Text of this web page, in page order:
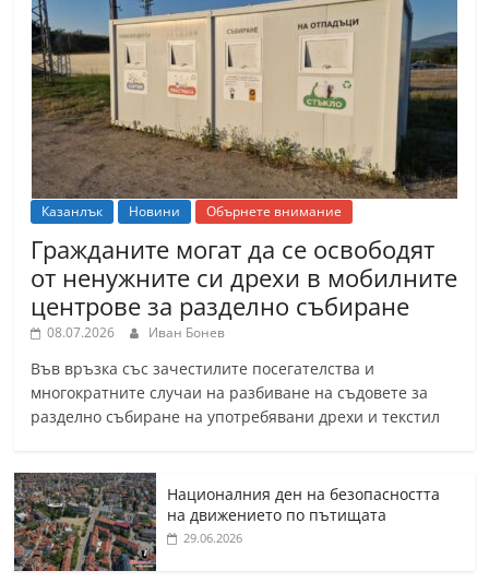
Казанлък Новини Обърнете внимание
Гражданите могат да се освободят
от ненужните си дрехи в мобилните
центрове за разделно събиране
08.07.2026 Иван Бонев
Във връзка със зачестилите посегателства и
многократните случаи на разбиване на съдовете за
разделно събиране на употребявани дрехи и текстил
Националния ден на безопасността
на движението по пътищата
29.06.2026